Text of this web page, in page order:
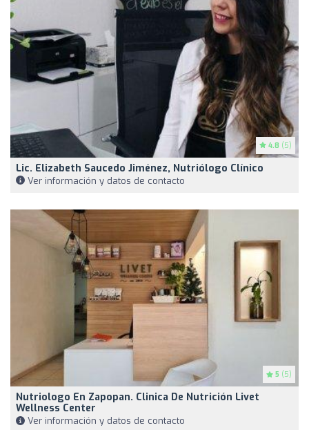
4.8 (5)
Lic. Elizabeth Saucedo Jiménez, Nutriólogo Clínico
Ver información y datos de contacto
5 (5)
Nutriologo En Zapopan. Clinica De Nutrición Livet
Wellness Center
Ver información y datos de contacto